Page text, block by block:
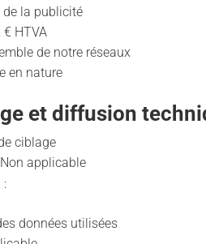
la publicité
€ HTVA
de notre réseaux
en nature
et diffusion
ciblage
applicable
:
données utilisées